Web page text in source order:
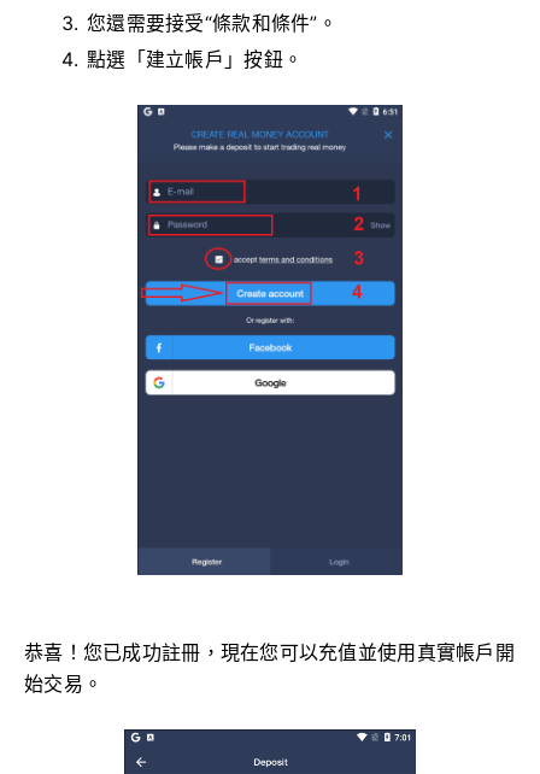
您還需要接受“條款和條件”。
點選「建立帳戶」按鈕。
恭喜！您已成功註冊，現在您可以充值並使用真實帳戶開
始交易。